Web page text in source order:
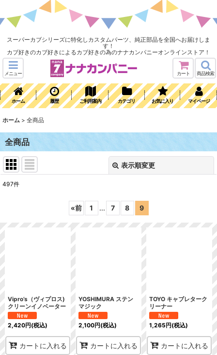
スーパーカブシリーズに特化しカスタムパーツ、純正部品を全国へお届けしま
す！
カブ好きのカブ好きによるカブ好きの為のナナカンパニーオンラインストア！
メニュー カート 商品検索
ホーム 履歴 ご利用案内 カテゴリ お気に入り マイページ
ホーム > 全商品
全商品
表示順変更
497件
«前 1 ... 7 8 9
Vipro’s（ヴィプロス)
クリーンイノベーター
2,420円(税込)
カートに入れる
YOSHIMURA ステン
マジック
2,100円(税込)
カートに入れる
TOYO キャブレターク
リーナー
1,265円(税込)
カートに入れる